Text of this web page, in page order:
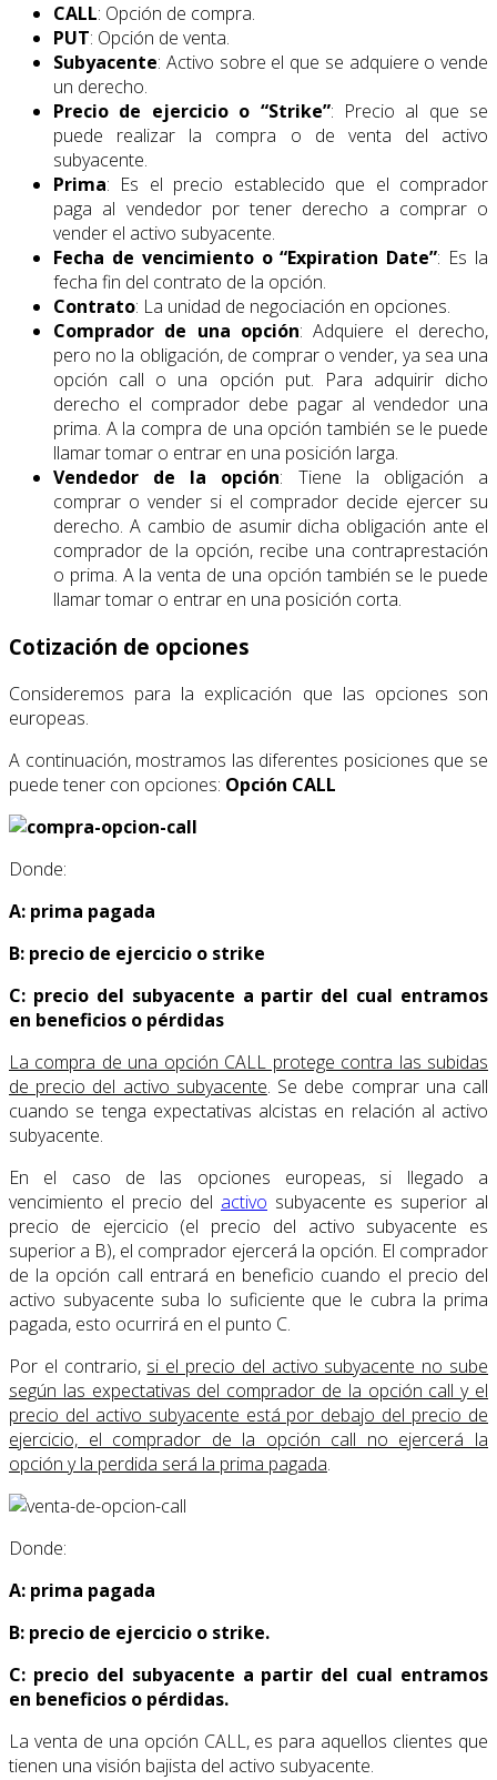
CALL: Opción de compra.
PUT: Opción de venta.
Subyacente: Activo sobre el que se adquiere o vende
un derecho.
Precio de ejercicio o “Strike”: Precio al que se
puede realizar la compra o de venta del activo
subyacente.
Prima: Es el precio establecido que el comprador
paga al vendedor por tener derecho a comprar o
vender el activo subyacente.
Fecha de vencimiento o “Expiration Date”: Es la
fecha fin del contrato de la opción.
Contrato: La unidad de negociación en opciones.
Comprador de una opción: Adquiere el derecho,
pero no la obligación, de comprar o vender, ya sea una
opción call o una opción put. Para adquirir dicho
derecho el comprador debe pagar al vendedor una
prima. A la compra de una opción también se le puede
llamar tomar o entrar en una posición larga.
Vendedor de la opción: Tiene la obligación a
comprar o vender si el comprador decide ejercer su
derecho. A cambio de asumir dicha obligación ante el
comprador de la opción, recibe una contraprestación
o prima. A la venta de una opción también se le puede
llamar tomar o entrar en una posición corta.
Cotización de opciones
Consideremos para la explicación que las opciones son
europeas.
A continuación, mostramos las diferentes posiciones que se
puede tener con opciones: Opción CALL
Donde:
A: prima pagada
B: precio de ejercicio o strike
C: precio del subyacente a partir del cual entramos
en beneficios o pérdidas
La compra de una opción CALL protege contra las subidas
de precio del activo subyacente. Se debe comprar una call
cuando se tenga expectativas alcistas en relación al activo
subyacente.
En el caso de las opciones europeas, si llegado a
vencimiento el precio del activo subyacente es superior al
precio de ejercicio (el precio del activo subyacente es
superior a B), el comprador ejercerá la opción. El comprador
de la opción call entrará en beneficio cuando el precio del
activo subyacente suba lo suficiente que le cubra la prima
pagada, esto ocurrirá en el punto C.
Por el contrario, si el precio del activo subyacente no sube
según las expectativas del comprador de la opción call y el
precio del activo subyacente está por debajo del precio de
ejercicio, el comprador de la opción call no ejercerá la
opción y la perdida será la prima pagada.
Donde:
A: prima pagada
B: precio de ejercicio o strike.
C: precio del subyacente a partir del cual entramos
en beneficios o pérdidas.
La venta de una opción CALL, es para aquellos clientes que
tienen una visión bajista del activo subyacente.